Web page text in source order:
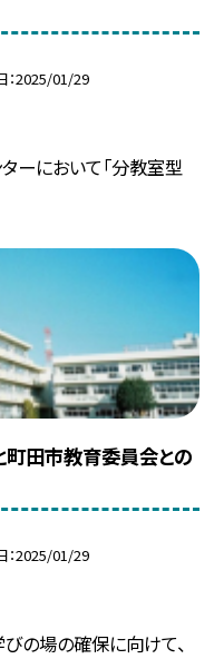
2025/01/29
ーにおいて「分教室型
町田市教育委員会との
2025/01/29
の場の確保に向けて、